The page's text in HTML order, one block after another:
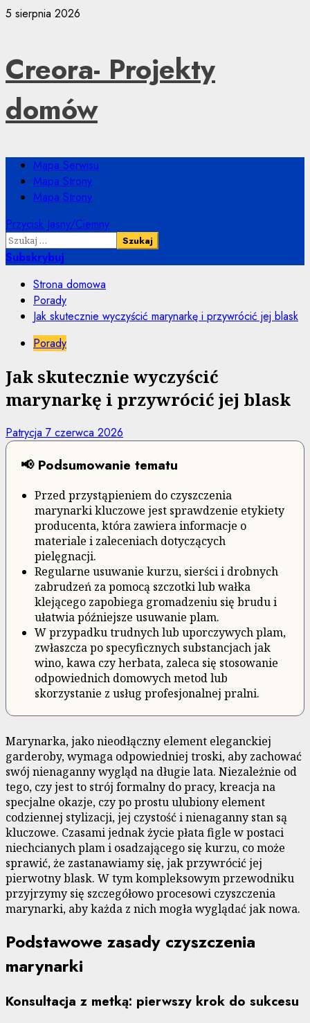
Przejdź
5 sierpnia 2026
Creora- Projekty
domów
Menu
główne
Mapa Serwisu
Mapa Strony
Mapa Strony
Przycisk Jasny/Ciemny
Szukaj:
Subskrybuj
Strona domowa
Porady
Jak skutecznie wyczyścić marynarkę i przywrócić jej blask
Porady
Jak skutecznie wyczyścić
marynarkę i przywrócić jej blask
Patrycja 7 czerwca 2026
📢 Podsumowanie tematu
Przed przystąpieniem do czyszczenia
marynarki kluczowe jest sprawdzenie etykiety
producenta, która zawiera informacje o
materiale i zaleceniach dotyczących
pielęgnacji.
Regularne usuwanie kurzu, sierści i drobnych
zabrudzeń za pomocą szczotki lub wałka
klejącego zapobiega gromadzeniu się brudu i
ułatwia późniejsze usuwanie plam.
W przypadku trudnych lub uporczywych plam,
zwłaszcza po specyficznych substancjach jak
wino, kawa czy herbata, zaleca się stosowanie
odpowiednich domowych metod lub
skorzystanie z usług profesjonalnej pralni.
Marynarka, jako nieodłączny element eleganckiej
garderoby, wymaga odpowiedniej troski, aby zachować
swój nienaganny wygląd na długie lata. Niezależnie od
tego, czy jest to strój formalny do pracy, kreacja na
specjalne okazje, czy po prostu ulubiony element
codziennej stylizacji, jej czystość i nienaganny stan są
kluczowe. Czasami jednak życie płata figle w postaci
niechcianych plam i osadzającego się kurzu, co może
sprawić, że zastanawiamy się, jak przywrócić jej
pierwotny blask. W tym kompleksowym przewodniku
przyjrzymy się szczegółowo procesowi czyszczenia
marynarki, aby każda z nich mogła wyglądać jak nowa.
Podstawowe zasady czyszczenia
marynarki
Konsultacja z metką: pierwszy krok do sukcesu